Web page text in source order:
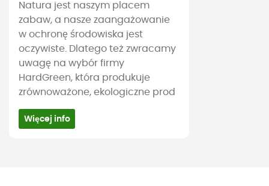
Natura jest naszym placem
zabaw, a nasze zaangażowanie
w ochronę środowiska jest
oczywiste. Dlatego też zwracamy
uwagę na wybór firmy
HardGreen, która produkuje
zrównoważone, ekologiczne prod
Więcej info